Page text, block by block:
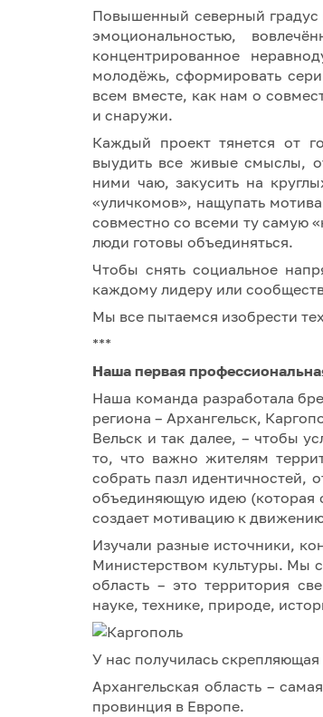
Повышенный северный
эмоциональностью,
концентрированное
молодёжь, сформировать
всем вместе, как нам о
и снаружи.
Каждый проект тянется от
выудить все живые смыслы,
ними чаю, закусить на
«уличкомов», нащупать
совместно со всеми ту самую
люди готовы объединяться.
Чтобы снять социальное
каждому лидеру или
Мы все пытаемся изобрести
***
Наша первая
Наша команда разработала
региона – Архангельск,
Вельск и так далее, – чтобы
то, что важно жителям
собрать пазл идентичностей,
объединяющую идею (которая
создает мотивацию к
Изучали разные источники,
Министерством культуры. Мы
область – это территория
науке, технике, природе,
У нас получилась
Архангельская область –
провинция в Европе.